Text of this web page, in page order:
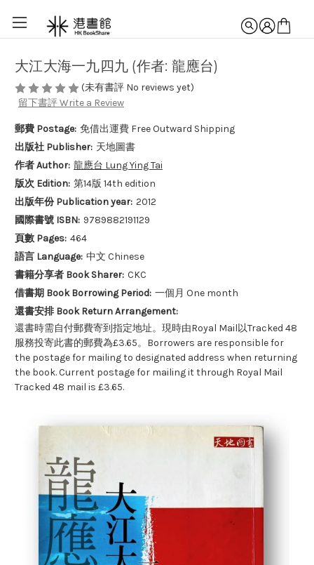
大江大海一九四九 (作者: 龍應台)
(未有書評 No reviews yet)
留下書評 Write a Review
郵費 Postage: 免借出運費 Free Outward Shipping
出版社 Publisher: 天地圖書
作者 Author: 龍應台 Lung Ying Tai
版次 Edition: 第14版 14th edition
出版年份 Publication year: 2012
國際書號 ISBN: 9789882191129
頁數 Pages: 464
語言 Language: 中文 Chinese
書籍分享者 Book Sharer: CKC
借書期 Book Borrowing Period: 一個月 One month
還書安排 Book Return Arrangement:
還書時需自付郵費寄到指定地址。現時由Royal Mail以Tracked 48
服務投寄此書的郵費為£3.65。Borrowers are responsible for
the postage for mailing to designated address when returning
the book. Current postage for mailing it through Royal Mail
Tracked 48 mail is £3.65.